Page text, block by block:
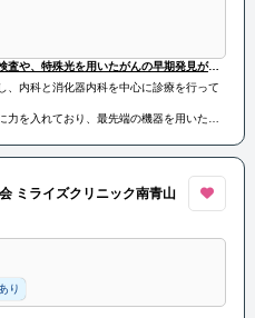
最先端の機器を用いた苦痛の少ない内視鏡検査や、特殊光を用いたがんの早期発見が可能
、内科と消化器内科を中心に診療を行って
を入れており、最先端の機器を用いた苦
も重点を置いています。
ミライズクリニック南青山
り